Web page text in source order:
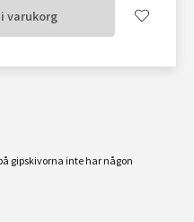
varukorg
gipskivorna inte har någon